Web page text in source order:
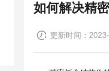
如何解决精
更新时间：